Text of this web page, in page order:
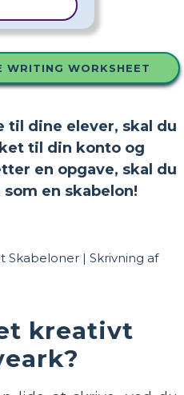
WRITING WORKSHEET
til dine elever, skal du
til din konto og
en opgave, skal du
en skabelon!
kreativt